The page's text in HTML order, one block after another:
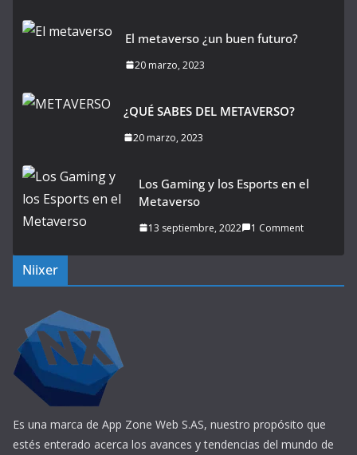
El metaverso ¿un buen futuro?
20 marzo, 2023
¿QUÉ SABES DEL METAVERSO?
20 marzo, 2023
Los Gaming y los Esports en el
Metaverso
13 septiembre, 2022 1 Comment
Niixer
Es una marca de App Zone Web S.AS, nuestro propósito que
estés enterado acerca los avances y tendencias del mundo de